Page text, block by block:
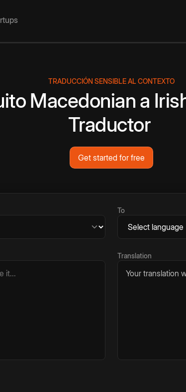
TRADUCCIÓN SENSIBLE AL CONTEXTO
Macedonian a
Traductor
Get started for free
To
Translation
Your translation